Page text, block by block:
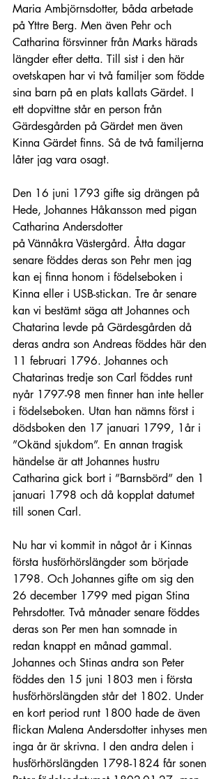
Maria Ambjörnsdotter, båda arbetade
på Yttre Berg. Men även Pehr och
Catharina försvinner från Marks härads
längder efter detta. Till sist i den här
ovetskapen har vi två familjer som födde
sina barn på en plats kallats Gärdet. I
ett dopvittne står en person från
Gärdesgården på Gärdet men även
Kinna Gärdet finns. Så de två familjerna
låter jag vara osagt.
Den 16 juni 1793 gifte sig drängen på
Hede, Johannes Håkansson med pigan
Catharina Andersdotter
på Vännåkra Västergård. Åtta dagar
senare föddes deras son Pehr men jag
kan ej finna honom i födelseboken i
Kinna eller i USB-stickan. Tre år senare
kan vi bestämt säga att Johannes och
Chatarina levde på Gärdesgården då
deras andra son Andreas föddes här den
11 februari 1796. Johannes och
Chatarinas tredje son Carl föddes runt
nyår 1797-98 men finner han inte heller
i födelseboken. Utan han nämns först i
dödsboken den 17 januari 1799, 1år i
”Okänd sjukdom”. En annan tragisk
händelse är att Johannes hustru
Catharina gick bort i ”Barnsbörd” den 1
januari 1798 och då kopplat datumet
till sonen Carl.
Nu har vi kommit in något år i Kinnas
första husförhörslängder som började
1798. Och Johannes gifte om sig den
26 december 1799 med pigan Stina
Pehrsdotter. Två månader senare föddes
deras son Per men han somnade in
redan knappt en månad gammal.
Johannes och Stinas andra son Peter
föddes den 15 juni 1803 men i första
husförhörslängden står det 1802. Under
en kort period runt 1800 hade de även
flickan Malena Andersdotter inhyses men
inga år är skrivna. I den andra delen i
husförhörslängden 1798-1824 får sonen